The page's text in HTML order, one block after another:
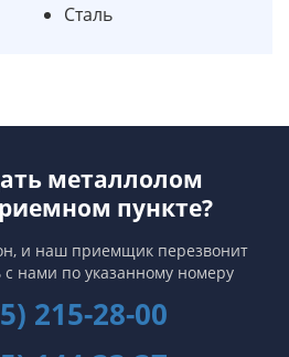
Сталь
металлолом
пункте?
и наш приемщик перезвонит
с нами по указанному номеру
215-28-00